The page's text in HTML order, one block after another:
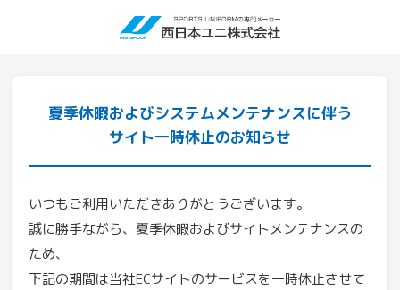
夏季休暇およびシステムメンテナンスに伴う
サイト一時休止のお知らせ
いつもご利用いただきありがとうございます。
誠に勝手ながら、夏季休暇およびサイトメンテナンスの
ため、
下記の期間は当社ECサイトのサービスを一時休止させて